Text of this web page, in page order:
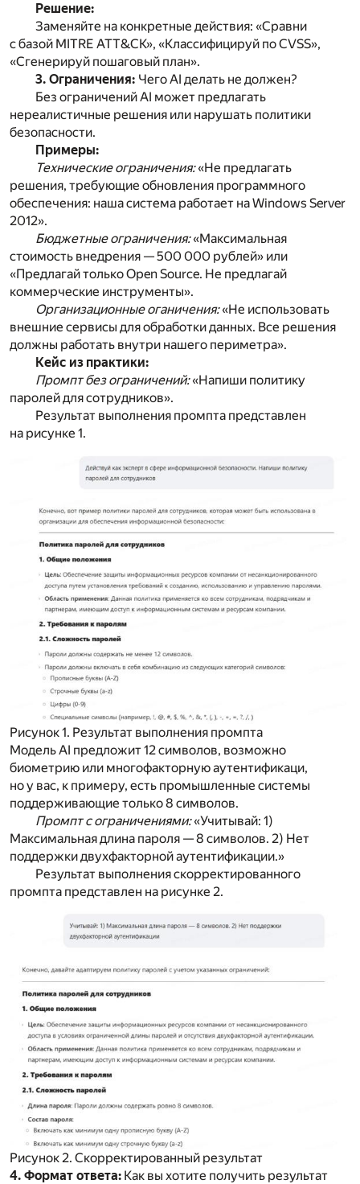
Решение:
Заменяйте на конкретные действия: «Сравни
с базой MITRE ATT&CK», «Классифицируй по CVSS»,
«Сгенерируй пошаговый план».
3. Ограничения: Чего AI делать не должен?
Без ограничений AI может предлагать
нереалистичные решения или нарушать политики
безопасности.
Примеры:
Технические ограничения:«Не предлагать
решения, требующие обновления программного
обеспечения: наша система работает на Windows Server
2012».
Бюджетные ограничения:«Максимальная
стоимость внедрения — 500 000 рублей» или
«Предлагай только Open Source. Не предлагай
коммерческие инструменты».
Организационные оганичения:«Не использовать
внешние сервисы для обработки данных. Все решения
должны работать внутри нашего периметра».
Кейс из практики:
Промпт без ограничений:«Напиши политику
паролей для сотрудников».
Результат выполнения промпта представлен
на рисунке 1.
Рисунок 1. Результат выполнения промпта
Модель AI предложит 12 символов, возможно
биометрию или многофакторную аутентификаци,
но у вас, к примеру, есть промышленные системы
поддерживающие только 8 символов.
Промпт с ограничениями:«Учитывай: 1)
Максимальная длина пароля — 8 символов. 2) Нет
поддержки двухфакторной аутентификации.»
Результат выполнения скорректированного
промпта представлен на рисунке 2.
Рисунок 2. Скорректированный результат
4. Формат ответа: Как вы хотите получить результат